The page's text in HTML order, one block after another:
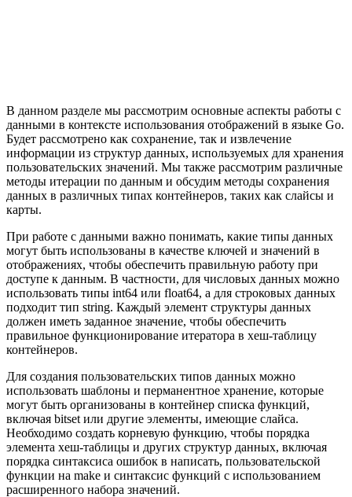
В данном разделе мы рассмотрим основные аспекты работы с
данными в контексте использования отображений в языке Go.
Будет рассмотрено как сохранение, так и извлечение
информации из структур данных, используемых для хранения
пользовательских значений. Мы также рассмотрим различные
методы итерации по данным и обсудим методы сохранения
данных в различных типах контейнеров, таких как слайсы и
карты.
При работе с данными важно понимать, какие типы данных
могут быть использованы в качестве ключей и значений в
отображениях, чтобы обеспечить правильную работу при
доступе к данным. В частности, для числовых данных можно
использовать типы int64 или float64, а для строковых данных
подходит тип string. Каждый элемент структуры данных
должен иметь заданное значение, чтобы обеспечить
правильное функционирование итератора в хеш-таблицу
контейнеров.
Для создания пользовательских типов данных можно
использовать шаблоны и перманентное хранение, которые
могут быть организованы в контейнер списка функций,
включая bitset или другие элементы, имеющие слайса.
Необходимо создать корневую функцию, чтобы порядка
элемента хеш-таблицы и других структур данных, включая
порядка синтаксиса ошибок в написать, пользовательской
функции на make и синтаксис функций с использованием
расширенного набора значений.